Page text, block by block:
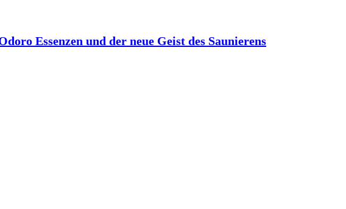
Essenzen und der neue Geist des Saunierens